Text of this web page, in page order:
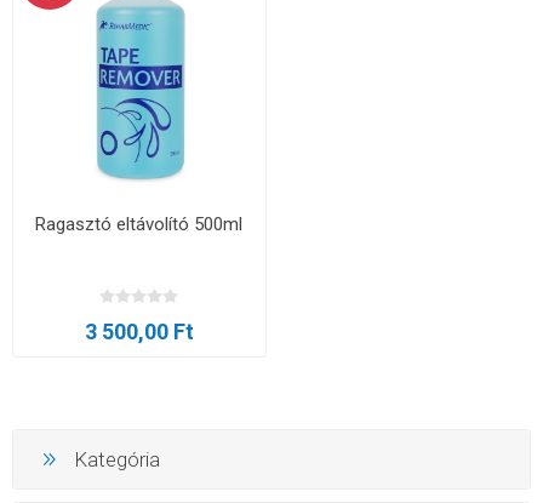
Ragasztó eltávolító 500ml
3 500,00 Ft
Kategória